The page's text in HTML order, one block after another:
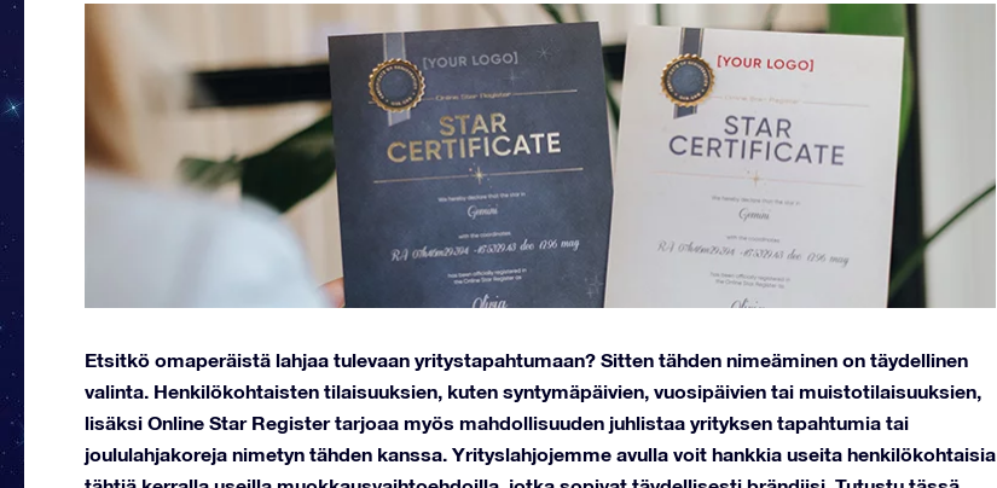
Etsitkö omaperäistä lahjaa tulevaan yritystapahtumaan? Sitten tähden nimeäminen on täydellinen
valinta. Henkilökohtaisten tilaisuuksien, kuten syntymäpäivien, vuosipäivien tai muistotilaisuuksien,
lisäksi Online Star Register tarjoaa myös mahdollisuuden juhlistaa yrityksen tapahtumia tai
joululahjakoreja nimetyn tähden kanssa. Yrityslahjojemme avulla voit hankkia useita henkilökohtaisia